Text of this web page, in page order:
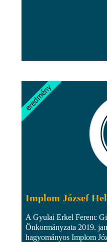
Implom József
A Gyulai Erkel Ferenc
Önkormányzata 2019.
hagyományos Implom